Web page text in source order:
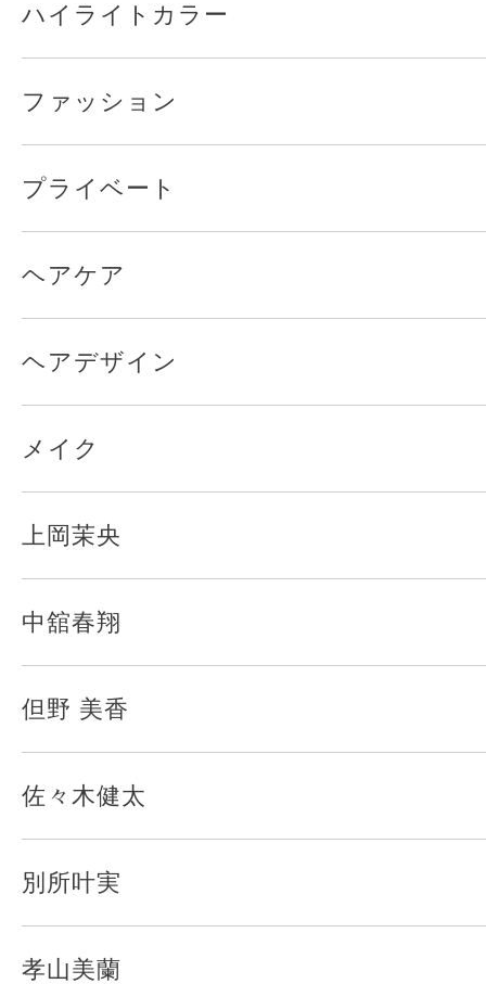
ハイライトカラー
ファッション
プライベート
ヘアケア
ヘアデザイン
メイク
上岡茉央
中舘春翔
但野 美香
佐々木健太
別所叶実
孝山美蘭